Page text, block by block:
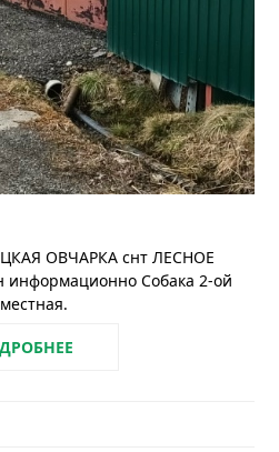
ОВЧАРКА снт ЛЕСНОЕ
информационно Собака 2-ой